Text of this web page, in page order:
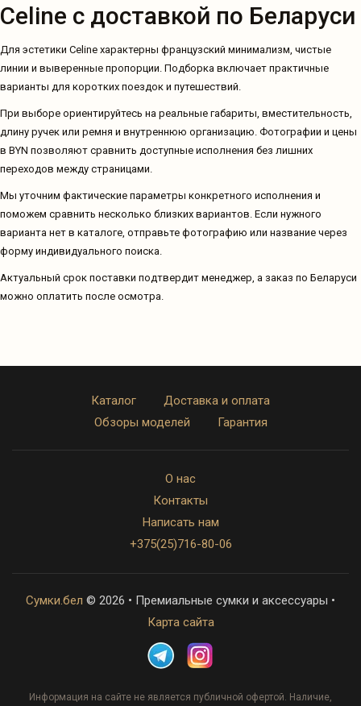
Celine с доставкой по Беларуси
Для эстетики Celine характерны французский минимализм, чистые
линии и выверенные пропорции. Подборка включает практичные
варианты для коротких поездок и путешествий.
При выборе ориентируйтесь на реальные габариты, вместительность,
длину ручек или ремня и внутреннюю организацию. Фотографии и цены
в BYN позволяют сравнить доступные исполнения без лишних
переходов между страницами.
Мы уточним фактические параметры конкретного исполнения и
поможем сравнить несколько близких вариантов. Если нужного
варианта нет в каталоге, отправьте фотографию или название через
форму индивидуального поиска.
Актуальный срок поставки подтвердит менеджер, а заказ по Беларуси
можно оплатить после осмотра.
Каталог
Доставка и оплата
Обзоры моделей
Гарантия
О нас
Контакты
Написать нам
+375(25)716-80-06
Сумки.бел © 2026 • Премиальные сумки и аксессуары •
Карта сайта
Информация на сайте не является публичной офертой. Наличие,